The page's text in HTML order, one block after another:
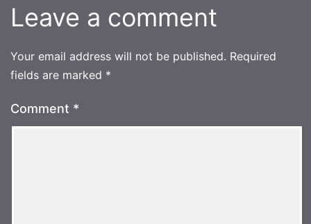
Leave a comment
Your email address will not be published. Required
fields are marked *
Comment *